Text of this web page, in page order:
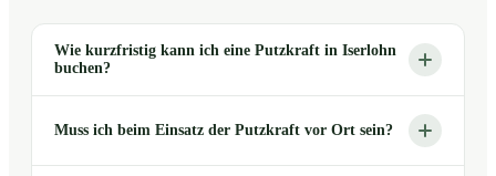
Wie kurzfristig kann ich eine Putzkraft in Iserlohn
buchen?
Muss ich beim Einsatz der Putzkraft vor Ort sein?